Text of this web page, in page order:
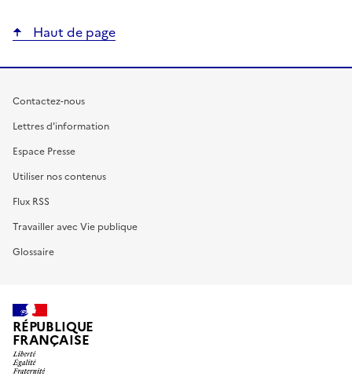
Haut de page
Contactez-nous
Lettres d'information
Espace Presse
Utiliser nos contenus
Flux RSS
Travailler avec Vie publique
Glossaire
RÉPUBLIQUE
FRANÇAISE